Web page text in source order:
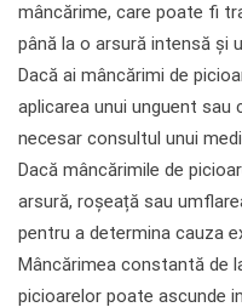
mâncărime, care poate fi
până la o arsură intensă și
Dacă ai mâncărimi de
aplicarea unui unguent
necesar consultul unui
Dacă mâncărimile de
arsură, roșeață sau
pentru a determina cauza
Mâncărimea constantă de
picioarelor poate ascunde